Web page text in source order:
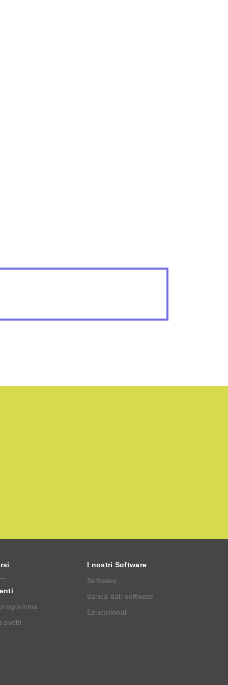
svolti
I nostri Software
Software
Banca dati software
Educational